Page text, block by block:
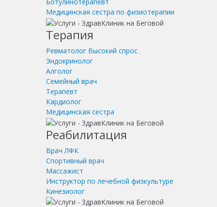
Медицинская сестра по физиотерапии
Терапия
Ревматолог Высокий спрос
Эндокринолог
Алголог
Семейный врач
Терапевт
Кардиолог
Медицинская сестра
Реабилитация
Врач ЛФК
Спортивный врач
Массажист
Инструктор по лечебной физкультуре
Кинезиолог